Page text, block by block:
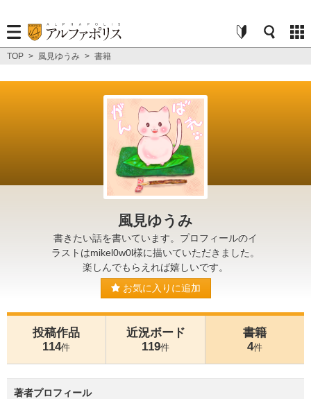
TOP > 風見ゆうみ > 書籍
風見ゆうみ
書きたい話を書いています。プロフィールのイ
ラストはmikel0w0l様に描いていただきました。
楽しんでもらえれば嬉しいです。
お気に入りに追加
投稿作品
114件
近況ボード
119件
書籍
4件
著者プロフィール